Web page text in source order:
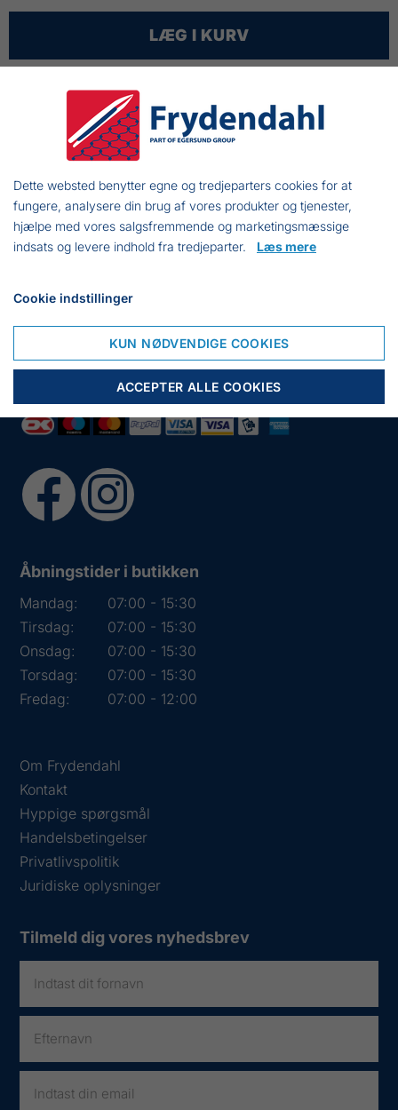
LÆG I KURV
Raadvad Filetkniv 7510
Skaft af sort plast
Længde: 320 mm.
Blad længde: 170 mm.
6950 Ringkøbing
fiskenet@frydendahl.com
CVR: DK 15891645
Åbningstider i butikken
Mandag:
07:00 - 15:30
Tirsdag:
07:00 - 15:30
Onsdag:
07:00 - 15:30
Torsdag:
07:00 - 15:30
Fredag:
07:00 - 12:00
Om Frydendahl
Kontakt
Hyppige spørgsmål
Handelsbetingelser
Privatlivspolitik
Juridiske oplysninger
Tilmeld dig vores nyhedsbrev
Dette websted benytter egne og tredjeparters cookies for at
fungere, analysere din brug af vores produkter og tjenester,
hjælpe med vores salgsfremmende og marketingsmæssige
indsats og levere indhold fra tredjeparter. Læs mere
Cookie indstillinger
KUN NØDVENDIGE COOKIES
ACCEPTER ALLE COOKIES